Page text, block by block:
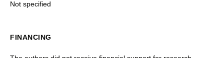
Not specified
FINANCING